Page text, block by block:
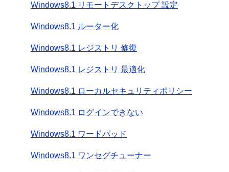
Windows8.1 リモートデスクトップ 設定
Windows8.1 ルーター化
Windows8.1 レジストリ 修復
Windows8.1 レジストリ 最適化
Windows8.1 ローカルセキュリティポリシー
Windows8.1 ログインできない
Windows8.1 ワードパッド
Windows8.1 ワンセグチューナー